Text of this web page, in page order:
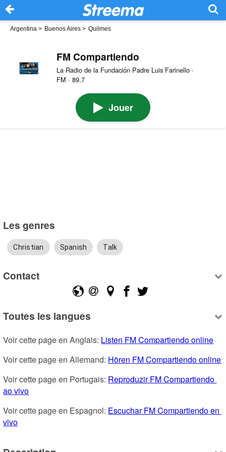
Argentina > Buenos Aires > Quilmes
FM Compartiendo
La Radio de la Fundación Padre Luis Farinello ·
FM · 89.7
Jouer
Les genres
Christian Spanish Talk
Contact
Toutes les langues
Voir cette page en Anglais: Listen FM Compartiendo online
Voir cette page en Allemand: Hören FM Compartiendo online
Voir cette page en Portugais: Reproduzir FM Compartiendo
ao vivo
Voir cette page en Espagnol: Escuchar FM Compartiendo en
vivo